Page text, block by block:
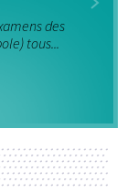
des
tous...